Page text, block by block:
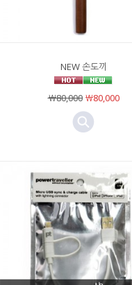
NEW 손도끼
￦80,000￦80,000